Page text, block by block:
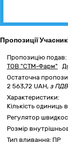
Пропозиції
Пропозицію подав:
ТОВ "СТМ-Фарм"
Остаточна
2 563,72 UAH, з ПДВ
Характеристики:
Кількість одиниць
Регулятор
Розмір
Тип вливання: ПР